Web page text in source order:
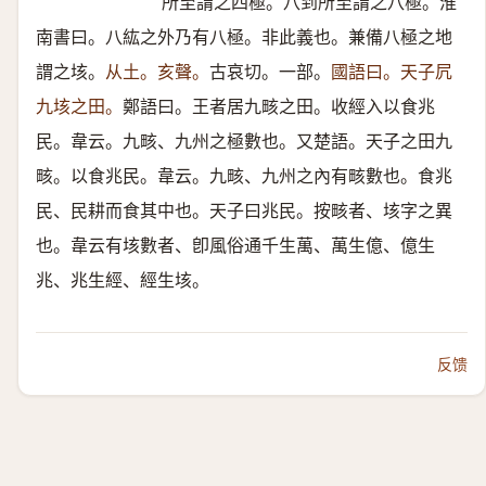
南書曰。八紘之外乃有八極。非此義也。兼備八極之地
謂之垓。 从土。亥聲。 古哀切。一部。 國語曰。天子凥
九垓之田。 鄭語曰。王者居九畡之田。收經入以食兆
民。韋云。九畡、九州之極數也。又楚語。天子之田九
畡。以食兆民。韋云。九畡、九州之內有畡數也。食兆
民、民耕而食其中也。天子曰兆民。按畡者、垓字之異
也。韋云有垓數者、卽風俗通千生萬、萬生億、億生
兆、兆生經、經生垓。
反馈